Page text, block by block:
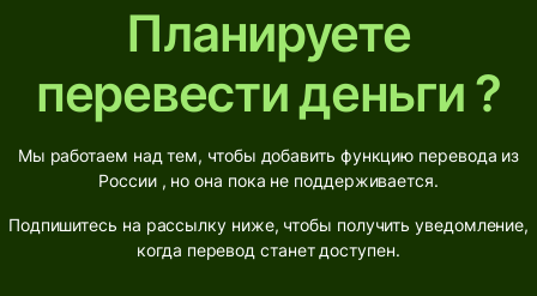
Планируете
перевести деньги ?
Мы работаем над тем, чтобы добавить функцию перевода из
России , но она пока не поддерживается.
Подпишитесь на рассылку ниже, чтобы получить уведомление,
когда перевод станет доступен.